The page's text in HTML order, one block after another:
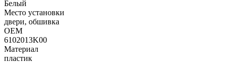
Белый
Место установки
двери, обшивка
OEM
6102013K00
Материал
пластик